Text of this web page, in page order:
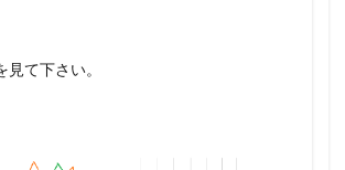
見て下さい。